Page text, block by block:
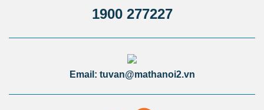
1900 277227
Email: tuvan@mathanoi2.vn